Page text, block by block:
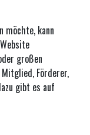
kann
großen
Förderer,
gibt es auf